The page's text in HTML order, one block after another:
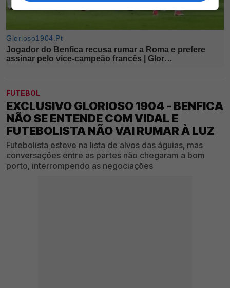
FUTEBOL
EXCLUSIVO GLORIOSO 1904 - BENFICA
NÃO SE ENTENDE COM VIDAL E
FUTEBOLISTA NÃO VAI RUMAR À LUZ
Futebolista esteve na lista de alvos das águias, mas
conversações entre as partes não chegaram a bom
porto, interrompendo as negociações